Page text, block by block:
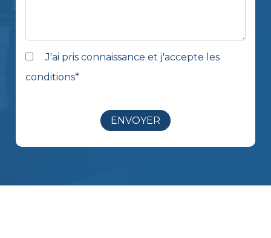
J'ai pris connaissance et j'accepte les
conditions*
ENVOYER